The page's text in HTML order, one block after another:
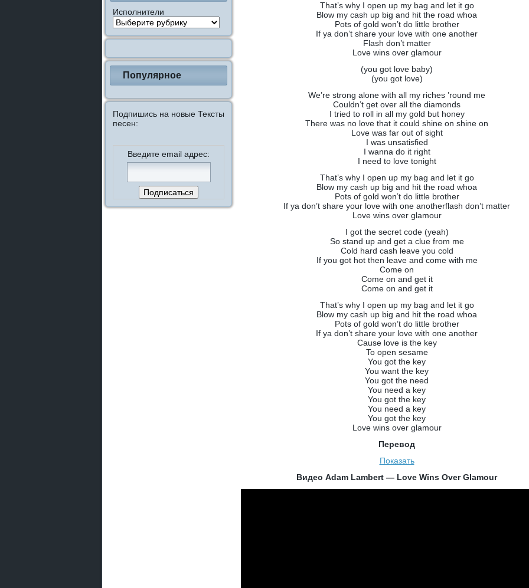
Исполнители
Популярное
Подпишись на новые Тексты
песен:
Введите email адрес:
That’s why I open up my bag and let it go
Blow my cash up big and hit the road whoa
Pots of gold won’t do little brother
If ya don’t share your love with one another
Flash don’t matter
Love wins over glamour
(you got love baby)
(you got love)
We’re strong alone with all my riches ’round me
Couldn’t get over all the diamonds
I tried to roll in all my gold but honey
There was no love that it could shine on shine on
Love was far out of sight
I was unsatisfied
I wanna do it right
I need to love tonight
That’s why I open up my bag and let it go
Blow my cash up big and hit the road whoa
Pots of gold won’t do little brother
If ya don’t share your love with one anotherflash don’t matter
Love wins over glamour
I got the secret code (yeah)
So stand up and get a clue from me
Cold hard cash leave you cold
If you got hot then leave and come with me
Come on
Come on and get it
Come on and get it
That’s why I open up my bag and let it go
Blow my cash up big and hit the road whoa
Pots of gold won’t do little brother
If ya don’t share your love with one another
Cause love is the key
To open sesame
You got the key
You want the key
You got the need
You need a key
You got the key
You need a key
You got the key
Love wins over glamour
Перевод
Показать
Видео Adam Lambert — Love Wins Over Glamour